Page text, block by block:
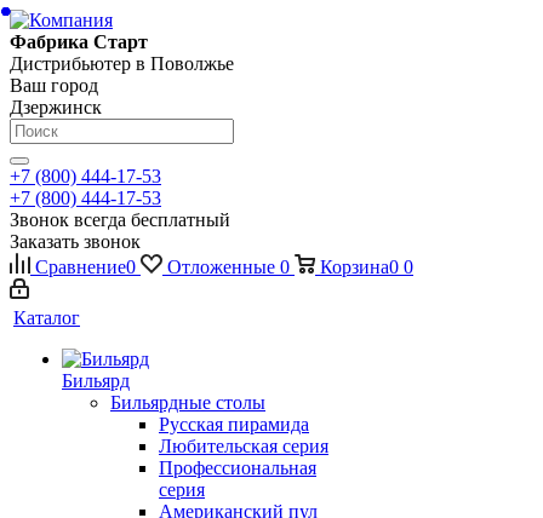
Фабрика Старт
Дистрибьютер в Поволжье
Ваш город
Дзержинск
+7 (800) 444-17-53
+7 (800) 444-17-53
Звонок всегда бесплатный
Заказать звонок
Сравнение0 Отложенные 0 Корзина0 0
Каталог
Бильярд
Бильярдные столы
Русская пирамида
Любительская серия
Профессиональная
серия
Американский пул